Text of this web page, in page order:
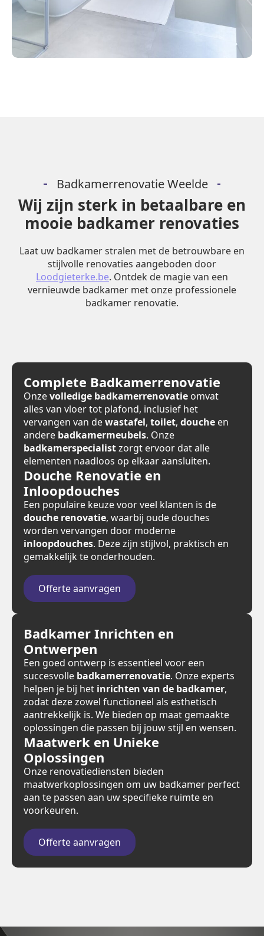
Badkamerrenovatie Weelde
Wij zijn sterk in betaalbare en
mooie badkamer renovaties
Laat uw badkamer stralen met de betrouwbare en
stijlvolle renovaties aangeboden door
Loodgieterke.be. Ontdek de magie van een
vernieuwde badkamer met onze professionele
badkamer renovatie.
Complete Badkamerrenovatie
Onzevolledige badkamerrenovatie omvat
alles van vloer tot plafond, inclusief het
vervangen van dewastafel, toilet, douche en
andere badkamermeubels. Onze
badkamerspecialistzorgt ervoor dat alle
elementen naadloos op elkaar aansluiten.
Douche Renovatie en
Inloopdouches
Een populaire keuze voor veel klanten is de
douche renovatie, waarbij oude douches
worden vervangen door moderne
inloopdouches. Deze zijn stijlvol, praktisch en
gemakkelijk te onderhouden.
Offerte aanvragen
Badkamer Inrichten en
Ontwerpen
Een goed ontwerp is essentieel voor een
succesvolle badkamerrenovatie. Onze experts
helpen je bij het inrichten van de badkamer,
zodat deze zowel functioneel als esthetisch
aantrekkelijk is. We bieden op maat gemaakte
oplossingen die passen bij jouw stijl en wensen.
Maatwerk en Unieke
Oplossingen
Onze renovatiediensten bieden
maatwerkoplossingen om uw badkamer perfect
aan te passen aan uw specifieke ruimte en
voorkeuren.
Offerte aanvragen